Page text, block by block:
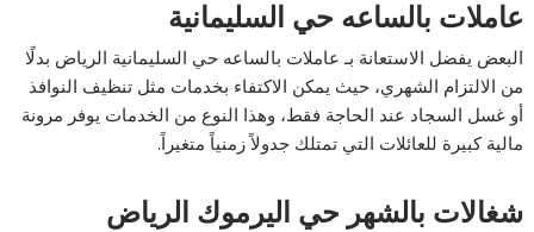
عاملات بالساعه حي السليمانية
البعض يفضل الاستعانة بـ عاملات بالساعه حي السليمانية الرياض بدلًا
من الالتزام الشهري، حيث يمكن الاكتفاء بخدمات مثل تنظيف النوافذ
أو غسل السجاد عند الحاجة فقط، وهذا النوع من الخدمات يوفر مرونة
مالية كبيرة للعائلات التي تمتلك جدولاً زمنياً متغيراً.
شغالات بالشهر حي اليرموك الرياض